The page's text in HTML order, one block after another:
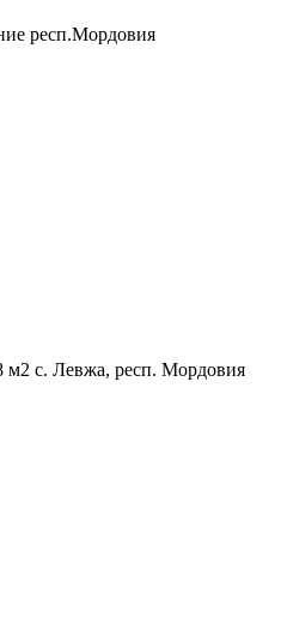
респ.Мордовия
м2 с. Левжа, респ. Мордовия